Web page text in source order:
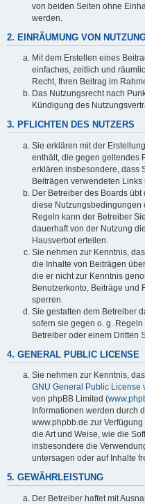
von beiden Seiten ohne
werden.
2. EINRÄUMUNG VON
Mit dem Erstellen eines
einfaches, zeitlich und
Recht, Ihren Beitrag im
Das Nutzungsrecht nach
Kündigung des
3. PFLICHTEN DES NUTZERS
Sie erklären mit der
enthält, die gegen geltendes
erklären insbesondere, dass
Beiträgen verwendeten Links
Der Betreiber des Boards
diese Nutzungsbedingungen
Regeln kann der Betreiber
dauerhaft von der Nutzung
Hausverbot erteilen.
Sie nehmen zur Kenntnis,
die Inhalte von Beiträgen
die er nicht zur Kenntnis
Benutzerkonto, Beiträge und
sperren.
Sie gestatten dem Betreiber
sofern sie gegen o. g.
Betreiber oder einem Dritten
4. GENERAL PUBLIC LICENSE
Sie nehmen zur Kenntnis,
GNU General Public License
von phpBB Limited (
Informationen werden durch
www.phpbb.de zur
die Art und Weise, wie die
insbesondere die
untersagen oder auf Inhalte
5. GEWÄHRLEISTUNG
Der Betreiber haftet mit